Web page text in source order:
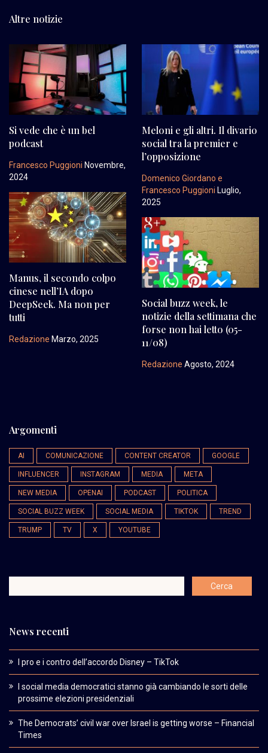
Altre notizie
Si vede che è un bel
podcast
Francesco Puggioni Novembre,
2024
Meloni e gli altri. Il divario
social tra la premier e
l’opposizione
Domenico Giordano e
Francesco Puggioni Luglio,
2025
Manus, il secondo colpo
cinese nell’IA dopo
DeepSeek. Ma non per
tutti
Redazione Marzo, 2025
Social buzz week, le
notizie della settimana che
forse non hai letto (05-
11/08)
Redazione Agosto, 2024
Argomenti
AI COMUNICAZIONE CONTENT CREATOR GOOGLE
INFLUENCER INSTAGRAM MEDIA META
NEW MEDIA OPENAI PODCAST POLITICA
SOCIAL BUZZ WEEK SOCIAL MEDIA TIKTOK TREND
TRUMP TV X YOUTUBE
News recenti
I pro e i contro dell’accordo Disney – TikTok
I social media democratici stanno già cambiando le sorti delle
prossime elezioni presidenziali
The Democrats’ civil war over Israel is getting worse – Financial
Times